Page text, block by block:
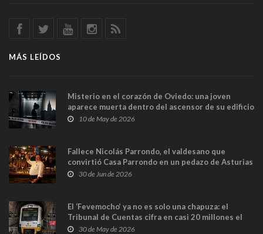
MÁS LEÍDOS
Misterio en el corazón de Oviedo: una joven
aparece muerta dentro del ascensor de su edificio
y las cámaras captan sus últimos minutos
10 de May de 2026
Fallece Nicolás Parrondo, el valdesano que
convirtió Casa Parrondo en un pedazo de Asturias
en Madrid
30 de Jun de 2026
El ‘Fevemocho’ ya no es solo una chapuza: el
Tribunal de Cuentas cifra en casi 20 millones el
sobrecoste de los trenes que no cabían por los
30 de May de 2026